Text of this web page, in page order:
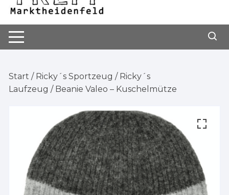
Start / Ricky´s Sportzeug / Ricky´s
Laufzeug / Beanie Valeo – Kuschelmütze